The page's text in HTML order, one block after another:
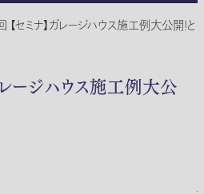
セミナ】ガレージハウス施工例大公開！と
ージハウス施工例大公